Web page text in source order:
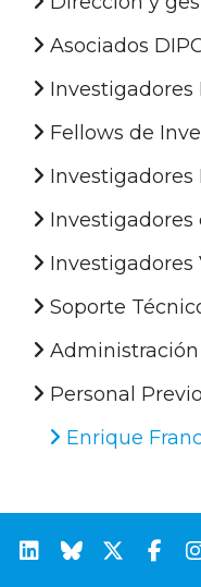
Asociados
Fellows de
Investigadores
Investigadores
Investigadores
Soporte
Administración
Personal Previo
Enrique